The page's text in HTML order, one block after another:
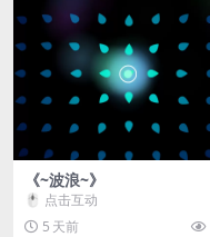
《~波浪~》
🖱️ 点击互动
5 天前